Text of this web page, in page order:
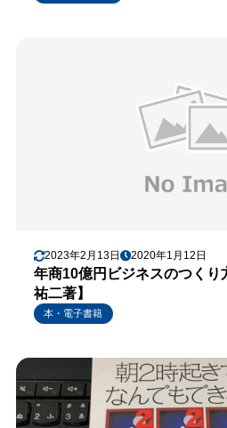
2023年2月13日 2020年1月12日
年商10億円ビジネスのつくり
祐二著】
本・電子書籍